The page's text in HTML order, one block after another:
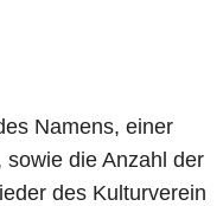
Namens, einer
sowie die Anzahl der
des Kulturverein